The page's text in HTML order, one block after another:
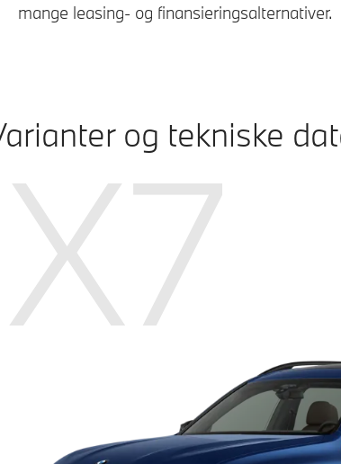
mange leasing- og finansieringsalternativer.
og tekniske
X7